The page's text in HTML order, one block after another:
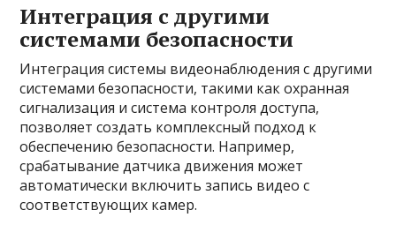
Интеграция с другими
системами безопасности
Интеграция системы видеонаблюдения с другими
системами безопасности, такими как охранная
сигнализация и система контроля доступа,
позволяет создать комплексный подход к
обеспечению безопасности. Например,
срабатывание датчика движения может
автоматически включить запись видео с
соответствующих камер.